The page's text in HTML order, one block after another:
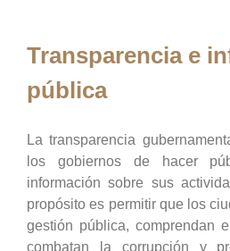
Transparencia e
pública
La transparencia
los gobiernos de hacer
información sobre sus
propósito es permitir que los
gestión pública, comprendan
combatan la corrupción y